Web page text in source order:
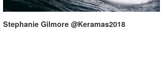
Stephanie Gilmore @Keramas2018